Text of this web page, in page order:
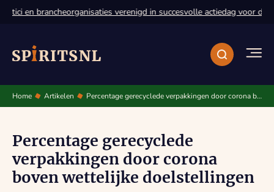
en brancheorganisaties verenigd in succesvolle actiedag voor de
Home Artikelen Percentage gerecyclede verpakkingen door corona boven wettelijke doelstellingen
Percentage gerecyclede
verpakkingen door corona
boven wettelijke doelstellingen